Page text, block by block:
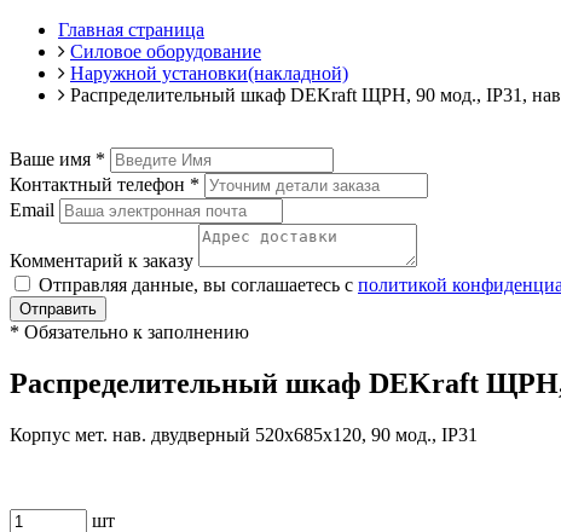
Главная страница
Силовое оборудование
Наружной установки(накладной)
Распределительный шкаф DEKraft ЩРН, 90 мод., IP31,
Ваше имя *
Контактный телефон *
Email
Комментарий к заказу
Отправляя данные, вы соглашаетесь с политикой
Отправить
* Обязательно к заполнению
Распределительный шкаф DEKraft ЩРН,
Корпус мет. нав. двудверный 520х685х120, 90 мод., IP31
шт